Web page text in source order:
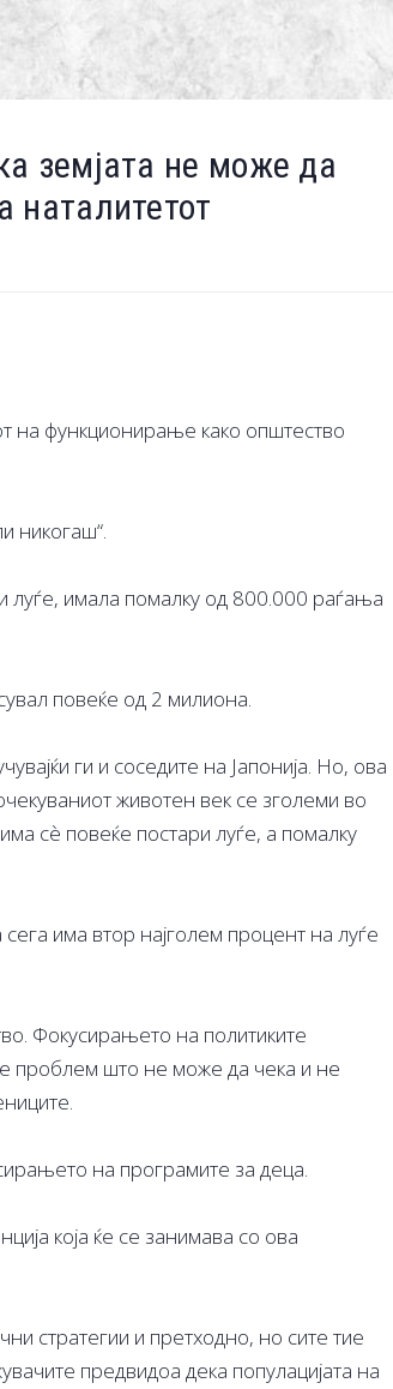
земјата не може да
наталитетот
на функционирање како општество
никогаш“.
луѓе, имала помалку од 800.000 раѓања
повеќе од 2 милиона.
ги и соседите на Јапонија. Но, ова
животен век се зголеми во
сѐ повеќе постари луѓе, а помалку
има втор најголем процент на луѓе
Фокусирањето на политиките
проблем што не може да чека и не
на програмите за деца.
која ќе се занимава со ова
стратегии и претходно, но сите тие
предвидоа дека популацијата на